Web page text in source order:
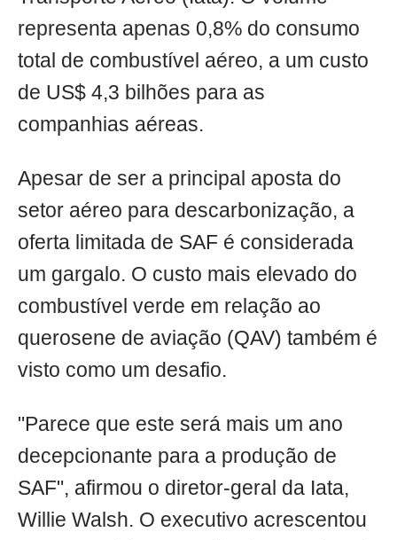
representa apenas 0,8% do consumo
total de combustível aéreo, a um custo
de US$ 4,3 bilhões para as
companhias aéreas.
Apesar de ser a principal aposta do
setor aéreo para descarbonização, a
oferta limitada de SAF é considerada
um gargalo. O custo mais elevado do
combustível verde em relação ao
querosene de aviação (QAV) também é
visto como um desafio.
"Parece que este será mais um ano
decepcionante para a produção de
SAF", afirmou o diretor-geral da Iata,
Willie Walsh. O executivo acrescentou